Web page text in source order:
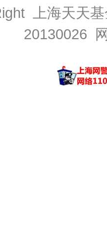
上海天天
20130026